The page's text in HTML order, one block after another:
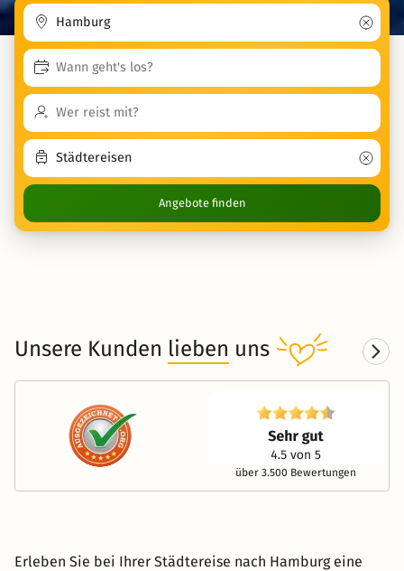
Angebote finden
Unsere Kunden lieben uns
über 3.500 Bewertungen
Erleben Sie bei Ihrer Städtereise nach Hamburg eine